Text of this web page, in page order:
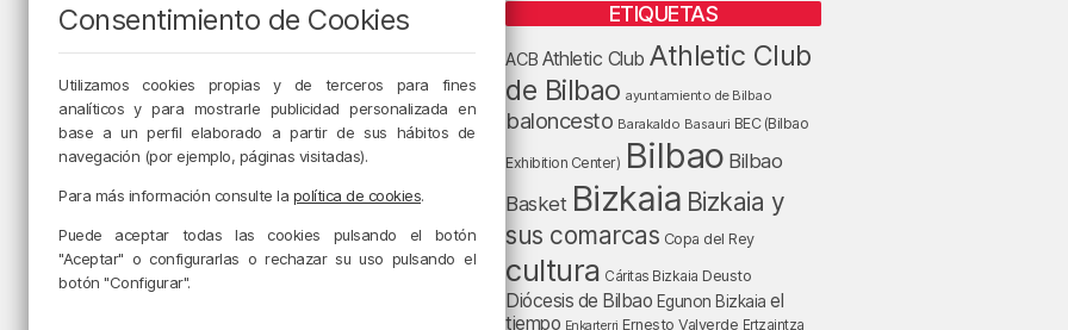
ETIQUETAS
ACB Athletic Club Athletic Club
de Bilbao ayuntamiento de Bilbao
baloncesto Barakaldo Basauri BEC (Bilbao
Exhibition Center) Bilbao Bilbao
Basket Bizkaia Bizkaia y
sus comarcas Copa del Rey
cultura Cáritas Bizkaia Deusto
Diócesis de Bilbao Egunon Bizkaia el
tiempo Enkarterri Ernesto Valverde Ertzaintza
Consentimiento de Cookies
Utilizamos cookies propias y de terceros para fines
analíticos y para mostrarle publicidad personalizada en
base a un perfil elaborado a partir de sus hábitos de
navegación (por ejemplo, páginas visitadas).
Para más información consulte la política de cookies.
Puede aceptar todas las cookies pulsando el botón
"Aceptar" o configurarlas o rechazar su uso pulsando el
botón "Configurar".